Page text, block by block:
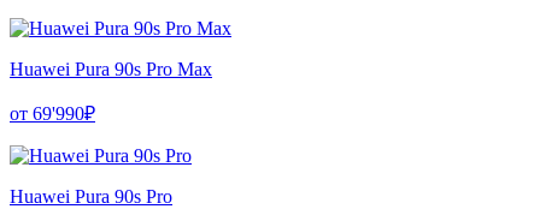
Huawei Pura 90s Pro Max
от 69'990₽
Huawei Pura 90s Pro